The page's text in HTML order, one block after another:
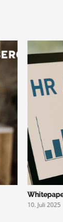
10. Juli 2025